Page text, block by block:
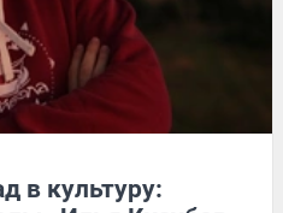
в культуру: